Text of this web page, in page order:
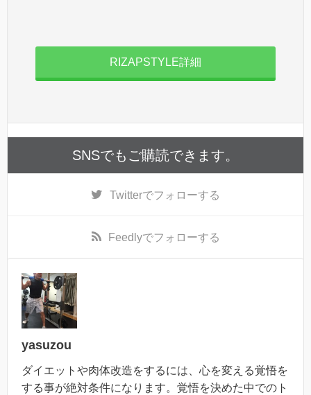
RIZAPSTYLE詳細
SNSでもご購読できます。
Twitterでフォローする
Feedlyでフォローする
yasuzou
ダイエットや肉体改造をするには、心を変える覚悟を
する事が絶対条件になります。覚悟を決めた中でのト